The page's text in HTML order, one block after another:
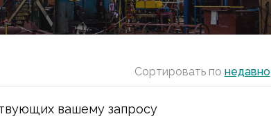
Сортировать по недавно
вашему запросу